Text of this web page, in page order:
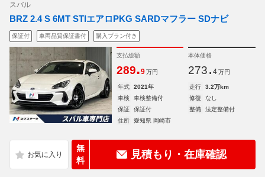
スバル
BRZ 2.4 S 6MT STIエアロPKG SARDマフラー SDナビ
保証付 車両品質保証書付 購入プラン付き
支払総額
289.9 万円
本体価格
273. 4 万円
年式 2021年 走行
3.2万km
車検
車検整備付 修復
なし
保証
保証付 整備
法定整備付
住所
愛知県 岡崎市
無
料
見積もり・在庫確認